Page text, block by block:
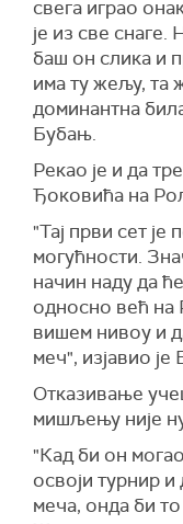
свега играо
је из све снаге.
баш он слика и
има ту жељу, та
доминантна
Бубањ.
Рекао је и да
Ђоковића на
"Тај први сет је
могућности.
начин наду да
односно већ на
вишем нивоу и
меч", изјавио је
Отказивање
мишљењу није
"Кад би он
освоји турнир и
меча, онда би